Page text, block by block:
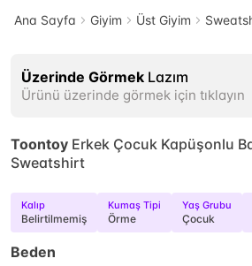
Ana Sayfa Giyim Üst Giyim
Üzerinde Görmek Lazım
Ürünü üzerinde görmek için tıklayın
Toontoy Erkek Çocuk Kapüşonlu
Sweatshirt
Kalıp
Belirtilmemiş
Kumaş Tipi
Örme
Yaş Grubu
Çocuk
Beden